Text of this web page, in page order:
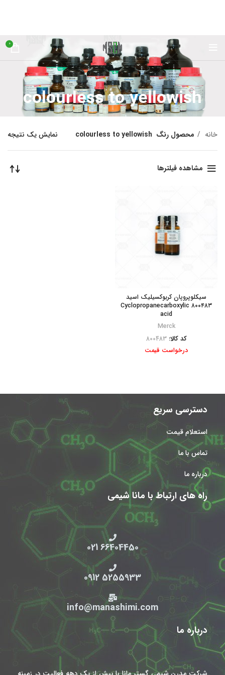
0
colourless to yellowish
خانه محصول رنگ colourless to yellowish نمایش یک نتیجه
مشاهده فیلترها
سیکلوپروپان کربوکسیلیک اسید
۸۰۰۴۸۳ Cyclopropanecarboxylic
acid
Merck
کد کالا:800483
درخواست قیمت
دسترسی سریع
استعلام قیمت
تماس با ما
درباره ما
راه های ارتباط با مانا شیمی
66404450 021
5255933 0912
info@manashimi.com
درباره ما